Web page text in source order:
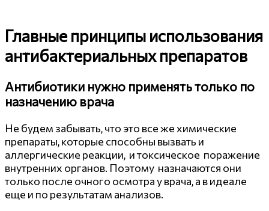
Главные принципы использования
антибактериальных препаратов
Антибиотики нужно применять только по
назначению врача
Не будем забывать, что это все же химические
препараты, которые способны вызвать и
аллергические реакции, и токсическое поражение
внутренних органов. Поэтому назначаются они
только после очного осмотра у врача, а в идеале
еще и по результатам анализов.